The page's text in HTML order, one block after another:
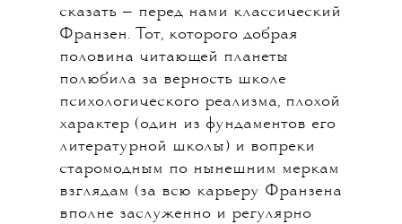
сказать — перед нами классический
Франзен. Тот, которого добрая
половина читающей планеты
полюбила за верность школе
психологического реализма, плохой
характер (один из фундаментов его
литературной школы) и вопреки
старомодным по нынешним меркам
взглядам (за всю карьеру Франзена
вполне заслуженно и регулярно